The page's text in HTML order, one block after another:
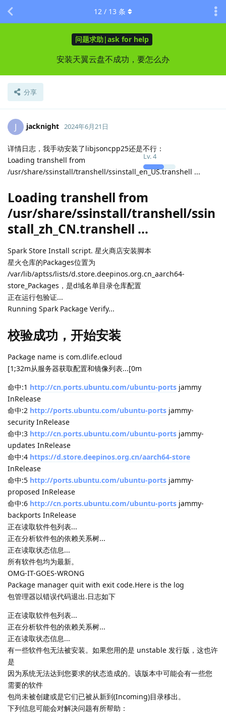
问题求助|ask for help
安装天翼云盘不成功，要怎么办
分享
12 / 13 条
J jacknight
Lv.4
2024年6月21日
详情日志，我手动安装了libjsoncpp25还是不行：
Loading transhell from
/usr/share/ssinstall/transhell/ssinstall_en_US.transhell ...
Loading transhell from
/usr/share/ssinstall/transhell/ssin
stall_zh_CN.transhell ...
Spark Store Install script. 星火商店安装脚本
星火仓库的Packages位置为
/var/lib/aptss/lists/d.store.deepinos.org.cn_aarch64-
store_Packages，是d域名单目录仓库配置
正在运行包验证...
Running Spark Package Verify...
校验成功，开始安装
Package name is com.dlife.ecloud
[1;32m从服务器获取配置和镜像列表...[0m
命中:1 http://cn.ports.ubuntu.com/ubuntu-ports jammy
InRelease
命中:2 http://ports.ubuntu.com/ubuntu-ports jammy-
security InRelease
命中:3 http://cn.ports.ubuntu.com/ubuntu-ports jammy-
updates InRelease
命中:4 https://d.store.deepinos.org.cn/aarch64-store
InRelease
命中:5 http://ports.ubuntu.com/ubuntu-ports jammy-
proposed InRelease
命中:6 http://cn.ports.ubuntu.com/ubuntu-ports jammy-
backports InRelease
正在读取软件包列表...
正在分析软件包的依赖关系树...
正在读取状态信息...
所有软件包均为最新。
OMG-IT-GOES-WRONG
Package manager quit with exit code.Here is the log
包管理器以错误代码退出.日志如下
正在读取软件包列表...
正在分析软件包的依赖关系树...
正在读取状态信息...
有一些软件包无法被安装。如果您用的是 unstable 发行版，这也许
是
因为系统无法达到您要求的状态造成的。该版本中可能会有一些您
需要的软件
包尚未被创建或是它们已被从新到(Incoming)目录移出。
下列信息可能会对解决问题有所帮助：